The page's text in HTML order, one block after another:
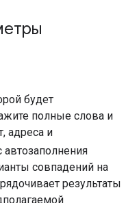
будет
полные слова и
адреса и
автозаполнения
совпадений на
результаты